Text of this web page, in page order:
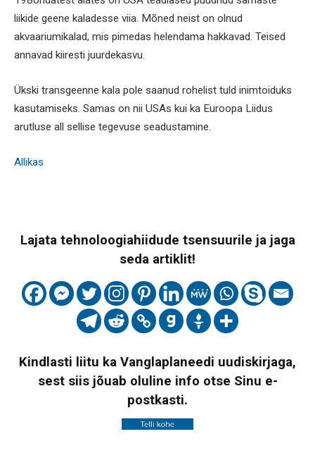
liikide geene kaladesse viia. Mõned neist on olnud
akvaariumikalad, mis pimedas helendama hakkavad. Teised
annavad kiiresti juurdekasvu.
Ükski transgeenne kala pole saanud rohelist tuld inimtoiduks
kasutamiseks. Samas on nii USAs kui ka Euroopa Liidus
arutluse all sellise tegevuse seadustamine.
Allikas
Lajata tehnoloogiahiidude tsensuurile ja jaga
seda artiklit!
Kindlasti liitu ka Vanglaplaneedi uudiskirjaga,
sest siis jõuab oluline info otse Sinu e-
postkasti.